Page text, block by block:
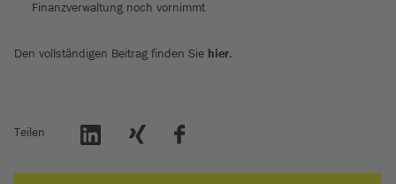
Finanzverwaltung noch vornimmt
Den vollständigen Beitrag finden Sie hier.
Teilen